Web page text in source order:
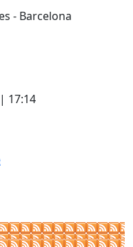
- Barcelona
17:14